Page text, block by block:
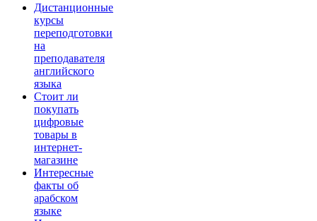
Дистанционные
курсы
переподготовки
на
преподавателя
английского
языка
Стоит ли
покупать
цифровые
товары в
интернет-
магазине
Интересные
факты об
арабском
языке